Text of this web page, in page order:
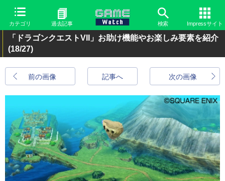
カテゴリ 過去記事 検索 Impressサイト
「ドラゴンクエストVII」お助け機能やお楽しみ要素を紹介
(18/27)
前の画像 次の画像
記事へ